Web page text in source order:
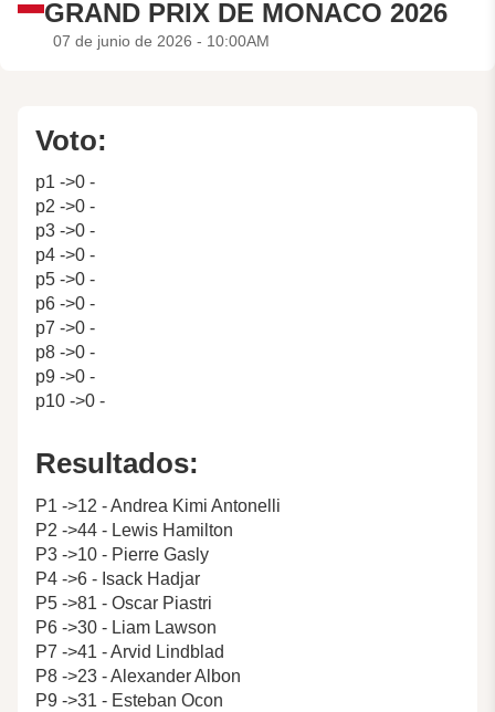
GRAND PRIX DE MONACO 2026
07 de junio de 2026 - 10:00AM
Voto:
p1 ->0 -
p2 ->0 -
p3 ->0 -
p4 ->0 -
p5 ->0 -
p6 ->0 -
p7 ->0 -
p8 ->0 -
p9 ->0 -
p10 ->0 -
Resultados:
P1 ->12 - Andrea Kimi Antonelli
P2 ->44 - Lewis Hamilton
P3 ->10 - Pierre Gasly
P4 ->6 - Isack Hadjar
P5 ->81 - Oscar Piastri
P6 ->30 - Liam Lawson
P7 ->41 - Arvid Lindblad
P8 ->23 - Alexander Albon
P9 ->31 - Esteban Ocon